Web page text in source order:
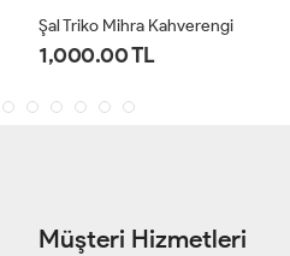
Şal Triko Mihra Kahverengi
1,000.00 TL
Müşteri Hizmetleri